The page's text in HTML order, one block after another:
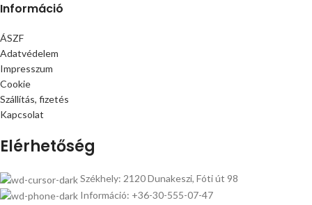
Információ
ÁSZF
Adatvédelem
Impresszum
Cookie
Szállítás, fizetés
Kapcsolat
Elérhetőség
Székhely: 2120 Dunakeszi, Fóti út 98
Információ: +36-30-555-07-47